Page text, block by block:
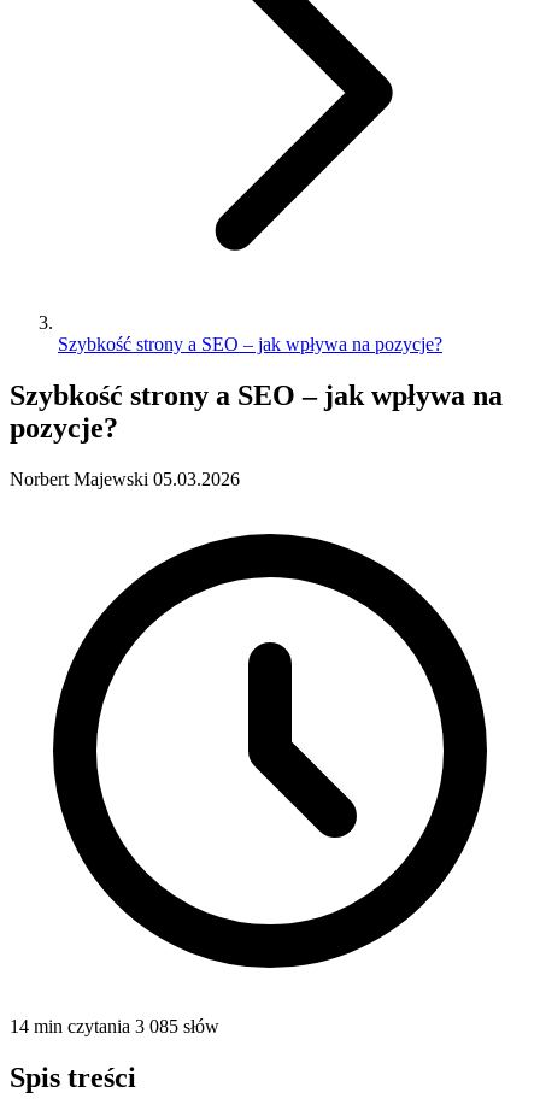
Szybkość strony a SEO – jak wpływa na pozycje?
Szybkość strony a SEO – jak wpływa na
pozycje?
Norbert Majewski 05.03.2026
14 min czytania 3 085 słów
Spis treści